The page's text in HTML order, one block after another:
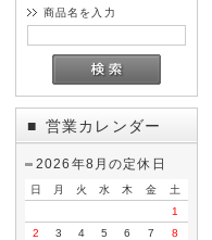
商品名を入力
■ 営業カレンダー
2026年8月の定休日
日 月 火 水 木 金
土
1
2
3 4 5 6 7
8